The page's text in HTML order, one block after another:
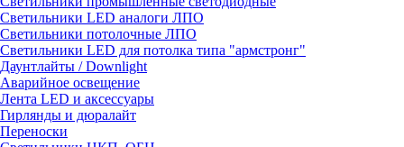
Светильники LED аналоги ЛПО
Светильники потолочные ЛПО
Светильники LED для потолка типа "армстронг"
Даунтлайты / Downlight
Аварийное освещение
Лента LED и аксессуары
Гирлянды и дюралайт
Переноски